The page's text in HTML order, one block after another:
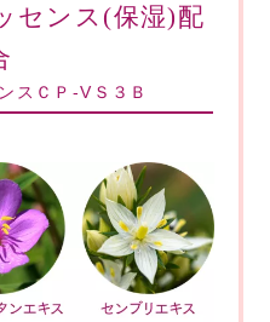
センス(保湿)配
スＣＰ-VＳ３Ｂ